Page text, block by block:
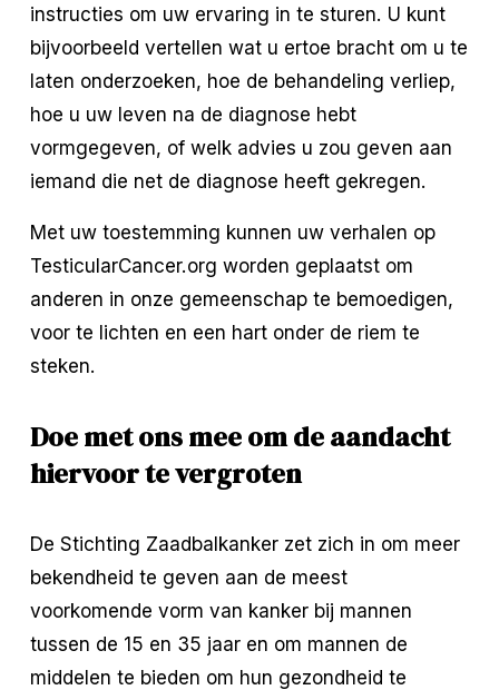
instructies om uw ervaring in te sturen. U kunt
bijvoorbeeld vertellen wat u ertoe bracht om u te
laten onderzoeken, hoe de behandeling verliep,
hoe u uw leven na de diagnose hebt
vormgegeven, of welk advies u zou geven aan
iemand die net de diagnose heeft gekregen.
Met uw toestemming kunnen uw verhalen op
TesticularCancer.org worden geplaatst om
anderen in onze gemeenschap te bemoedigen,
voor te lichten en een hart onder de riem te
steken.
Doe met ons mee om de aandacht
hiervoor te vergroten
De Stichting Zaadbalkanker zet zich in om meer
bekendheid te geven aan de meest
voorkomende vorm van kanker bij mannen
tussen de 15 en 35 jaar en om mannen de
middelen te bieden om hun gezondheid te